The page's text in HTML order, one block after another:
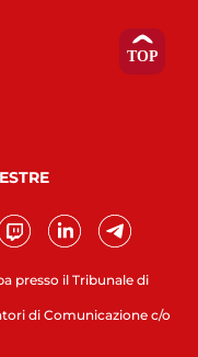
presso il Tribunale di
di Comunicazione c/o